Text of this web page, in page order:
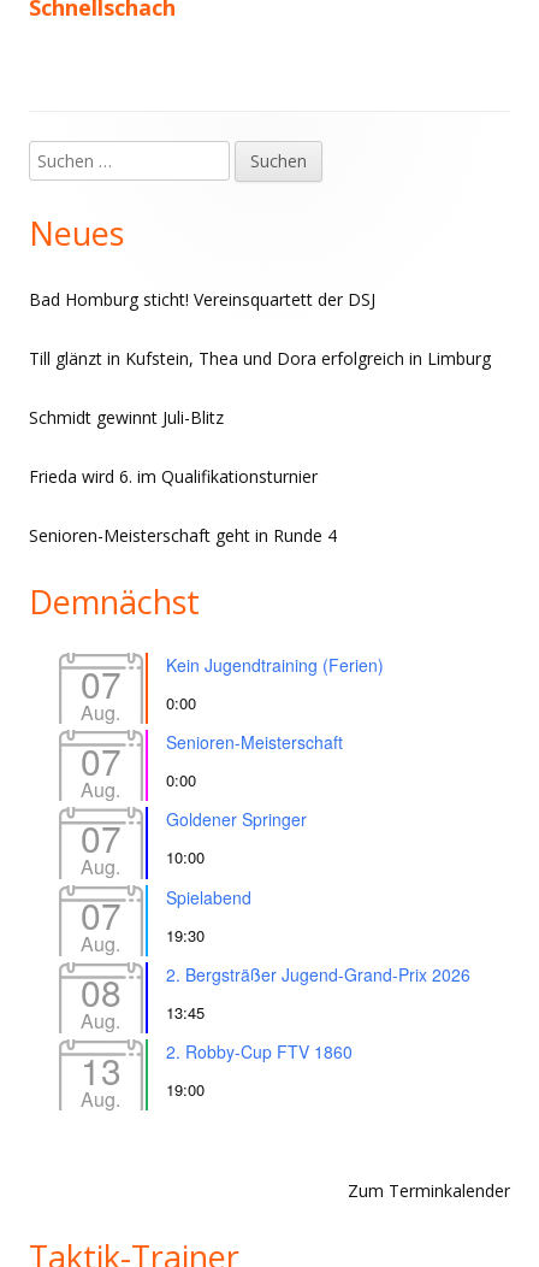
Schnellschach
Haupt-
Seitenleiste
Suchen
nach:
Neues
Bad Homburg sticht! Vereinsquartett der DSJ
Till glänzt in Kufstein, Thea und Dora erfolgreich in Limburg
Schmidt gewinnt Juli-Blitz
Frieda wird 6. im Qualifikationsturnier
Senioren-Meisterschaft geht in Runde 4
Demnächst
07
Aug.
Kein Jugendtraining (Ferien)
0:00
07
Aug.
Senioren-Meisterschaft
0:00
07
Aug.
Goldener Springer
10:00
07
Aug.
Spielabend
19:30
08
Aug.
2. Bergsträßer Jugend-Grand-Prix 2026
13:45
13
Aug.
2. Robby-Cup FTV 1860
19:00
Zum Terminkalender
Taktik-Trainer